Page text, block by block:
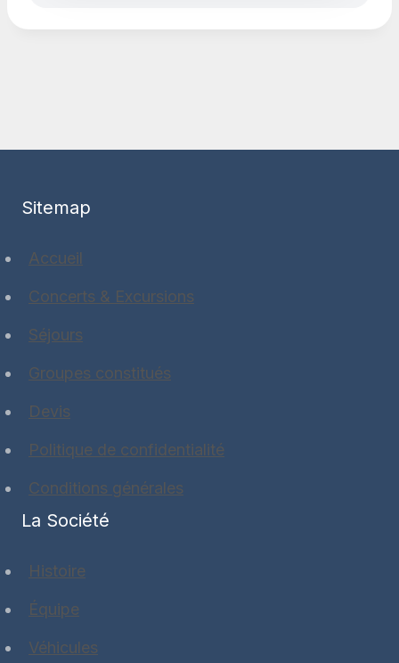
Sitemap
Accueil
Concerts & Excursions
Séjours
Groupes constitués
Devis
Politique de confidentialité
Conditions générales
La Société
Histoire
Équipe
Véhicules